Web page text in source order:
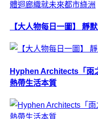
【大人物每日一圖】 靜
Hyphen Architects「雨
熱帶生活本質